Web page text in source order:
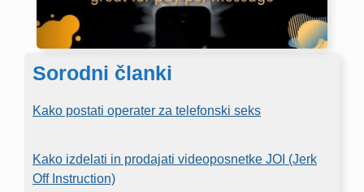
Sorodni članki
Kako postati operater za telefonski seks
Kako izdelati in prodajati videoposnetke JOI (Jerk
Off Instruction)